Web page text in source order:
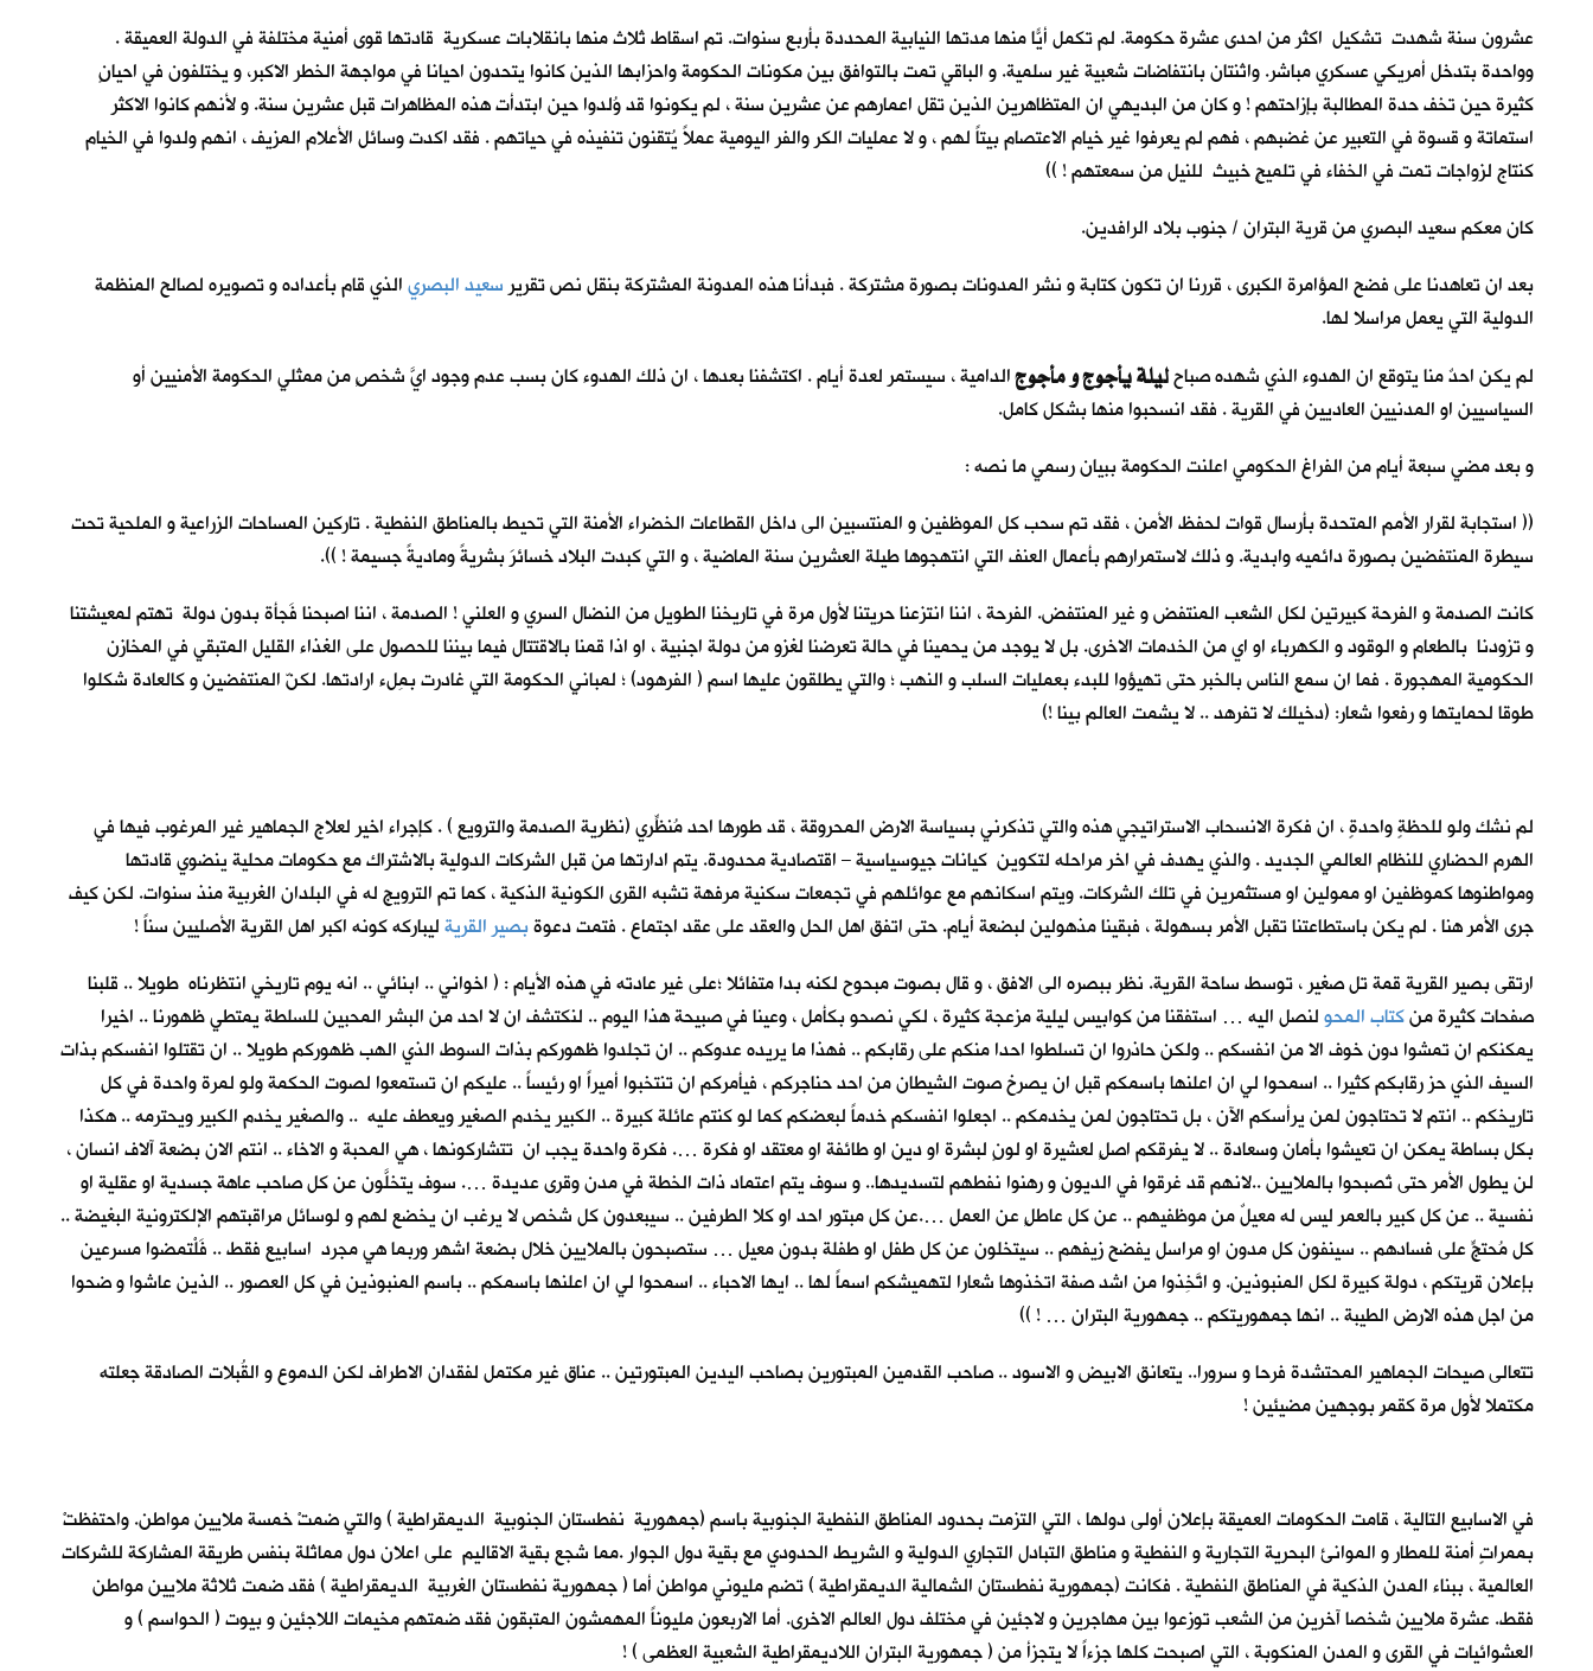
عشرون سنة شهدت تشكيل اكثر من احدى عشرة حكومة. لم تكمل أيّاً منها مدتها النيابية المحددة بأربع سنوات. تم اسقاط ثلاث منها بانقلابات عسكرية قادتها قوى أمنية مختلفة في الدولة العميقة .
وواحدة بتدخل أمريكي عسكري مباشر. واثنتان بانتفاضات شعبية غير سلمية. و الباقي تمت بالتوافق بين مكونات الحكومة واحزابها الذين كانوا يتحدون احيانا في مواجهة الخطر الاكبر، و يختلفون في احيانٍ
كثيرة حين تخف حدة المطالبة بإزاحتهم ! و كان من البديهي ان المتظاهرين الذين تقل اعمارهم عن عشرين سنة ، لم يكونوا قد وُلدوا حين ابتدأت هذه المظاهرات قبل عشرين سنة. و لأنهم كانوا الاكثر
استماتة و قسوة في التعبير عن غضبهم ، فهم لم يعرفوا غير خيام الاعتصام بيتاً لهم ، و لا عمليات الكر والفر اليومية عملاً يُتقنون تنفيذه في حياتهم . فقد اكدت وسائل الأعلام المزيف ، انهم ولدوا في الخيام
كنتاج لزواجات تمت في الخفاء في تلميحٍ خبيث للنيل من سمعتهم ! ))
كان معكم سعيد البصري من قرية البتران / جنوب بلاد الرافدين.
بعد ان تعاهدنا على فضح المؤامرة الكبرى ، قررنا ان تكون كتابة و نشر المدونات بصورة مشتركة . فبدأنا هذه المدونة المشتركة بنقل نص تقريرسعيد البصريالذي قام بأعداده و تصويره لصالح المنظمة
الدولية التي يعمل مراسلا لها.
لم يكن احدٌ منا يتوقع ان الهدوء الذي شهده صباحليلة يأجوج و مأجوجالدامية ، سيستمر لعدة أيام . اكتشفنا بعدها ، ان ذلك الهدوء كان بسب عدم وجود ايَّ شخصٍ من ممثلي الحكومة الأمنيين أو
السياسيين او المدنيين العاديين في القرية . فقد انسحبوا منها بشكل كامل.
و بعد مضي سبعة أيام من الفراغ الحكومي اعلنت الحكومة ببيان رسمي ما نصه :
(( استجابة لقرار الأمم المتحدة بأرسال قوات لحفظ الأمن ، فقد تم سحب كل الموظفين و المنتسبين الى داخل القطاعات الخضراء الأمنة التي تحيط بالمناطق النفطية . تاركين المساحات الزراعية و الملحية تحت
سيطرة المنتفضين بصورة دائميه وابدية. و ذلك لاستمرارهم بأعمال العنف التي انتهجوها طيلة العشرين سنة الماضية ، و التي كبدت البلاد خسائرَ بشريةً وماديةً جسيمة ! )).
كانت الصدمة و الفرحة كبيرتين لكل الشعب المنتفض و غير المنتفض. الفرحة ، اننا انتزعنا حريتنا لأول مرة في تاريخنا الطويل من النضال السري و العلني ! الصدمة ، اننا اصبحنا فَجأة بدون دولة تهتم لمعيشتنا
و تزودنا بالطعام و الوقود و الكهرباء او اي من الخدمات الاخرى. بل لا يوجد من يحمينا في حالة تعرضنا لغزو من دولة اجنبية ، او اذا قمنا بالاقتتال فيما بيننا للحصول على الغذاء القليل المتبقي في المخازن
الحكومية المهجورة . فما ان سمع الناس بالخبر حتى تهيؤوا للبدء بعمليات السلب و النهب ؛ والتي يطلقون عليها اسم ( الفرهود) ؛ لمباني الحكومة التي غادرت بمِلء ارادتها. لكنّ المنتفضين و كالعادة شكلوا
طوقا لحمايتها و رفعوا شعار: (دخيلك لا تفرهد .. لا يشمت العالم بينا !)
لم نشك ولو للحظةٍ واحدةٍ ، ان فكرة الانسحاب الاستراتيجي هذه والتي تذكرني بسياسة الارض المحروقة ، قد طورها احد مُنظِّري (نظرية الصدمة والترويع ) . كإجراء اخير لعلاج الجماهير غير المرغوب فيها في
الهرم الحضاري للنظام العالمي الجديد . والذي يهدف في اخر مراحله لتكوين كيانات جيوسياسية – اقتصادية محدودة. يتم ادارتها من قبل الشركات الدولية بالاشتراك مع حكومات محلية ينضوي قادتها
ومواطنوها كموظفين او ممولين او مستثمرين في تلك الشركات. ويتم اسكانهم مع عوائلهم في تجمعات سكنية مرفهة تشبه القرى الكونية الذكية ، كما تم الترويج له في البلدان الغربية منذ سنوات. لكن كيف
جرى الأمر هنا . لم يكن باستطاعتنا تقبل الأمر بسهولة ، فبقينا مذهولين لبضعة أيام. حتى اتفق اهل الحل والعقد على عقد اجتماع . فتمت دعوةبصير القريةليباركه كونه اكبر اهل القرية الأصليين سناً !
ارتقى بصير القرية قمة تل صغير ، توسط ساحة القرية. نظر ببصره الى الافق ، و قال بصوت مبحوح لكنه بدا متفائلا ؛على غير عادته في هذه الأيام : ( اخواني .. ابنائي .. انه يوم تاريخي انتظرناه طويلا .. قلبنا
صفحات كثيرة منكتاب المحولنصل اليه … استفقنا من كوابيس ليلية مزعجة كثيرة ، لكي نصحو بكأمل ، وعينا في صبيحة هذا اليوم .. لنكتشف ان لا احد من البشر المحبين للسلطة يمتطي ظهورنا .. اخيرا
يمكنكم ان تمشوا دون خوف الا من انفسكم .. ولكن حاذروا ان تسلطوا احدا منكم على رقابكم .. فهذا ما يريده عدوكم .. ان تجلدوا ظهوركم بذات السوط الذي الهب ظهوركم طويلا .. ان تقتلوا انفسكم بذات
السيف الذي حز رقابكم كثيرا .. اسمحوا لي ان اعلنها باسمكم قبل ان يصرخ صوت الشيطان من احد حناجركم ، فيأمركم ان تنتخبوا أميراً او رئيساً .. عليكم ان تستمعوا لصوت الحكمة ولو لمرة واحدة في كل
تاريخكم .. انتم لا تحتاجون لمن يرأسكم الآن ، بل تحتاجون لمن يخدمكم .. اجعلوا انفسكم خدماً لبعضكم كما لو كنتم عائلة كبيرة .. الكبير يخدم الصغير ويعطف عليه .. والصغير يخدم الكبير ويحترمه .. هكذا
بكل بساطة يمكن ان تعيشوا بأمان وسعادة .. لا يفرقكم اصلٍ لعشيرة او لونٍ لبشرة او دين او طائفة او معتقد او فكرة …. فكرة واحدة يجب ان تتشاركونها ، هي المحبة و الاخاء .. انتم الان بضعة آلاف انسان ،
لن يطول الأمر حتى تُصبحوا بالملايين ..لانهم قد غرقوا في الديون و رهنوا نفطهم لتسديدها.. و سوف يتم اعتماد ذات الخطة في مدن وقرى عديدة …. سوف يتخلَّون عن كل صاحب عاهة جسدية او عقلية او
نفسية .. عن كل كبير بالعمر ليس له معيلٌ من موظفيهم .. عن كل عاطلٍ عن العمل ….عن كل مبتور احد او كلا الطرفين .. سيبعدون كل شخص لا يرغب ان يخضع لهم و لوسائل مراقبتهم الإلكترونية البغيضة ..
كل مُحتجٍّ على فسادهم .. سينفون كل مدون او مراسل يفضح زيفهم .. سيتخلون عن كل طفل او طفلة بدون معيل … ستصبحون بالملايين خلال بضعة اشهر وربما هي مجرد اسابيع فقط .. فَلْتمضوا مسرعين
بإعلان قريتكم ، دولة كبيرة لكل المنبوذين. و اتَّخِذوا من اشد صفة اتخذوها شعارا لتهميشكم اسماً لها .. ايها الاحباء .. اسمحوا لي ان اعلنها باسمكم .. باسم المنبوذين في كل العصور .. الذين عاشوا و ضحوا
من اجل هذه الارض الطيبة .. انها جمهوريتكم .. جمهورية البتران … ! ))
تتعالى صيحات الجماهير المحتشدة فرحا و سرورا.. يتعانق الابيض و الاسود .. صاحب القدمين المبتورين بصاحب اليدين المبتورتين .. عناق غير مكتمل لفقدان الاطراف لكن الدموع و القُبلات الصادقة جعلته
مكتملا لأول مرة كقمرٍ بوجهين مضيئين !
في الاسابيع التالية ، قامت الحكومات العميقة بإعلان أولى دولها ، التي التزمت بحدود المناطق النفطية الجنوبية باسم (جمهورية نفطستان الجنوبية الديمقراطية ) والتي ضمتْ خمسة ملايين مواطن. واحتفظتْ
بممراتٍ أمنة للمطار و الموانئ البحرية التجارية و النفطية و مناطق التبادل التجاري الدولية و الشريط الحدودي مع بقية دول الجوار .مما شجع بقية الاقاليم على اعلان دول مماثلة بنفس طريقة المشاركة للشركات
العالمية ، ببناء المدن الذكية في المناطق النفطية . فكانت (جمهورية نفطستان الشمالية الديمقراطية ) تضم مليوني مواطن أما ( جمهورية نفطستان الغربية الديمقراطية ) فقد ضمت ثلاثة ملايين مواطن
فقط. عشرة ملايين شخصا آخرين من الشعب توزعوا بين مهاجرين و لاجئين في مختلف دول العالم الاخرى. أما الاربعون مليوناً المهمشون المتبقون فقد ضمتهم مخيمات اللاجئين و بيوت ( الحواسم ) و
العشوائيات في القرى و المدن المنكوبة ، التي اصبحت كلها جزءاً لا يتجزأ من ( جمهورية البتران اللاديمقراطية الشعبية العظمى ) !